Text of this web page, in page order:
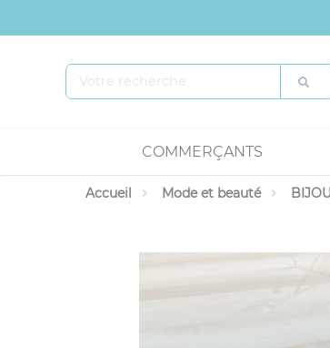
COMMERÇANTS
Accueil Mode et beauté